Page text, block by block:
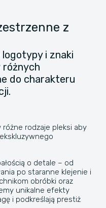
z
i znaki
różnych
do charakteru
różne rodzaje pleksi aby
o detale – od
po staranne klejenie i
obróbki oraz
unikalne efekty
i podkreślają prestiż